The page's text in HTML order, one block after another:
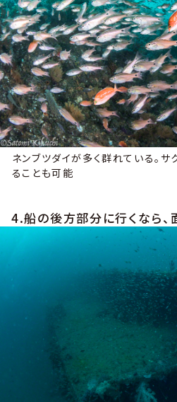
ネンブツダイが多く群れている。
ることも可能
4.船の後方部分に行くなら、